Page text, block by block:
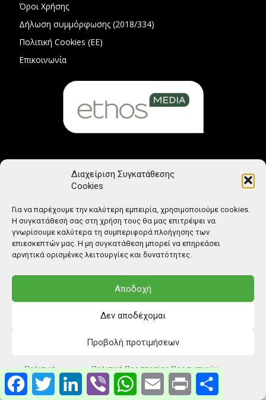
Διαχείριση Συγκατάθεσης
Cookies
Για να παρέχουμε την καλύτερη εμπειρία, χρησιμοποιούμε cookies.
Η συγκατάθεσή σας στη χρήση τους θα μας επιτρέψει να
γνωρίσουμε καλύτερα τη συμπεριφορά πλοήγησης των
επιεσκεπτών μας. Η μη συγκατάθεση μπορεί να επηρεάσει
αρνητικά ορισμένες λειτουργίες και δυνατότητες.
Αποδοχή
Δεν αποδέχομαι
Προβολή προτιμήσεων
Πολιτική
Cookies
Πολιτική Προστασίας Προσωπικών
Δεδομένων
Όροι Χρήσης
Δήλωση συμμόρφωσης (2018/334)
Πολιτική Cookies (ΕΕ)
Επικοινωνία
© Copyright: Ethos Media S.A.
FacebookTwitter LinkedIn Viber WhatsAppEmail Print